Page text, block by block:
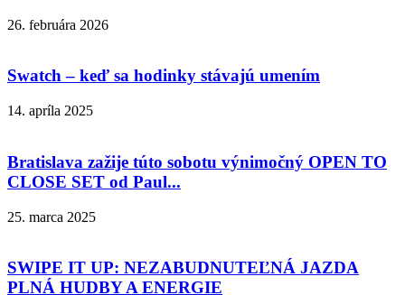
26. februára 2026
Swatch – keď sa hodinky stávajú umením
14. apríla 2025
Bratislava zažije túto sobotu výnimočný OPEN TO
CLOSE SET od Paul...
25. marca 2025
SWIPE IT UP: NEZABUDNUTEĽNÁ JAZDA
PLNÁ HUDBY A ENERGIE